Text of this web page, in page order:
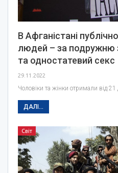
В Афганістані
людей – за подружню
та одностатевий секс
29.11.2022
Чоловіки та жінки отримали від 21
ДАЛІ...
Світ